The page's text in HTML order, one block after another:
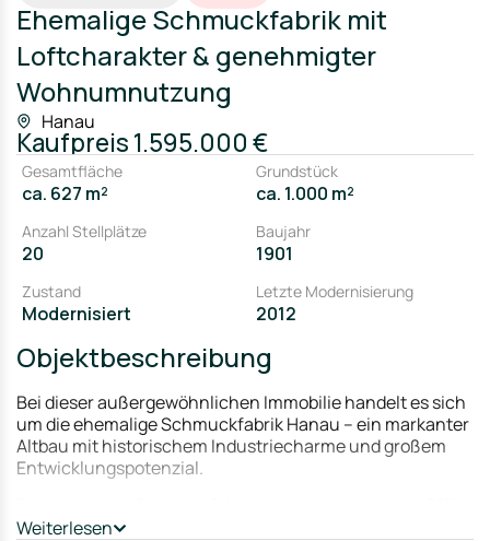
Ehemalige Schmuckfabrik mit
Loftcharakter & genehmigter
Wohnumnutzung
Hanau
Kaufpreis1.595.000 €
Gesamtfläche
ca. 627 m²
Grundstück
ca. 1.000 m²
Anzahl Stellplätze
20
Baujahr
1901
Zustand
Modernisiert
Letzte Modernisierung
2012
Objektbeschreibung
Bei dieser außergewöhnlichen Immobilie handelt es sich
um die ehemalige Schmuckfabrik Hanau – ein markanter
Altbau mit historischem Industriecharme und großem
Entwicklungspotenzial.
m² Nutzfläche, verteilt auf vier Etagen, und befindet sich
Weiterlesen